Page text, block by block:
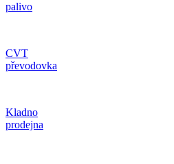
palivo
CVT
převodovka
Kladno
prodejna